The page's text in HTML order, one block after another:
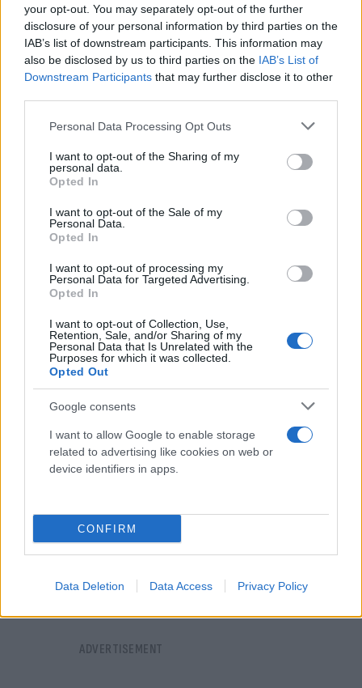
your opt-out. You may separately opt-out of the further
disclosure of your personal information by third parties on the
IAB’s list of downstream participants. This information may
also be disclosed by us to third parties on the IAB’s List of
Downstream Participants that may further disclose it to other
Please note that this website/app uses one or more Google
not limited to your visit or usage behaviour. You may click to
grant or deny consent to Google and its third-party tags to
use your data for below specified purposes in below Google
consent section.
Personal Data Processing Opt Outs
I want to opt-out of the Sharing of my
personal data.
Opted In
I want to opt-out of the Sale of my
Personal Data.
Opted In
I want to opt-out of processing my
Personal Data for Targeted Advertising.
Opted In
I want to opt-out of Collection, Use,
Retention, Sale, and/or Sharing of my
Personal Data that Is Unrelated with the
Purposes for which it was collected.
Opted Out
Google consents
I want to allow Google to enable storage
related to advertising like cookies on web or
device identifiers in apps.
CONFIRM
Data Deletion Data Access Privacy Policy
μετατρέψουν το χόμπι τους σε καριέρα κάνοντας
τους ειδικούς στη θεωρία και χρήση των μέσων
κοινωνικής δικτύωσης ενώ μαθαίνουν πώς να
συνδέονται με δημογραφικά στοιχεία-στόχους στο
διαδίκτυο.
στις στρατηγικές πίσω από τη δημιουργία
περιεχομένου και όχι στις ίδιες τις συγκεκριμένες
πλατφόρμες.
Το πρόγραμμα πρόκειται να υποδεχτεί 40 φοιτητές
με τεχνολογικές γνώσεις το επόμενο έτος. Ωστόσο,
δεδομένης της συντριπτικής δημοτικότητας του
θερινού μαθήματος του πανεπιστημίου, η Irene
McCormick αναμένει ότι πολλοί περισσότεροι
υποψήφιοι θα διεκδικήσουν μια θέση.